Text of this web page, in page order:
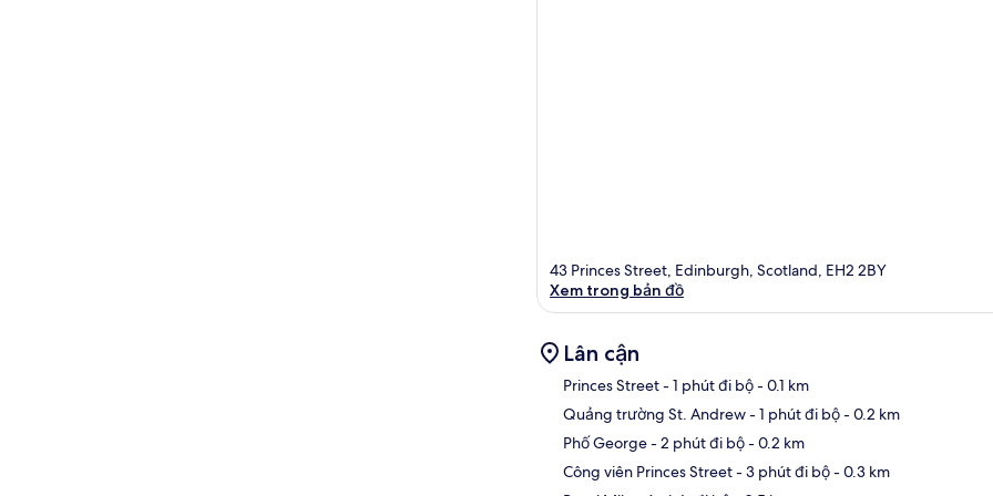
43 Princes Street, Edinburgh, Scotland, EH2 2BY
Xem trong bản đồ
Lân cận
Princes Street- 1 phút đi bộ- 0.1 km
Quảng trường St. Andrew- 1 phút đi bộ- 0.2 km
Phố George- 2 phút đi bộ- 0.2 km
Công viên Princes Street- 3 phút đi bộ- 0.3 km